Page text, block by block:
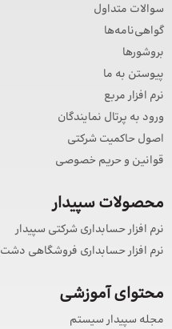
سوالات متداول
گواهی‌نامه‌ها
بروشورها
پیوستن به ما
نرم افزار مربع
ورود به پرتال نمایندگان
اصول حاکمیت شرکتی
قوانین و حریم خصوصی
محصولات سپیدار
نرم افزار حسابداری شرکتی سپیدار
نرم افزار حسابداری فروشگاهی دشت
محتوای آموزشی
مجله سپیدار سیستم